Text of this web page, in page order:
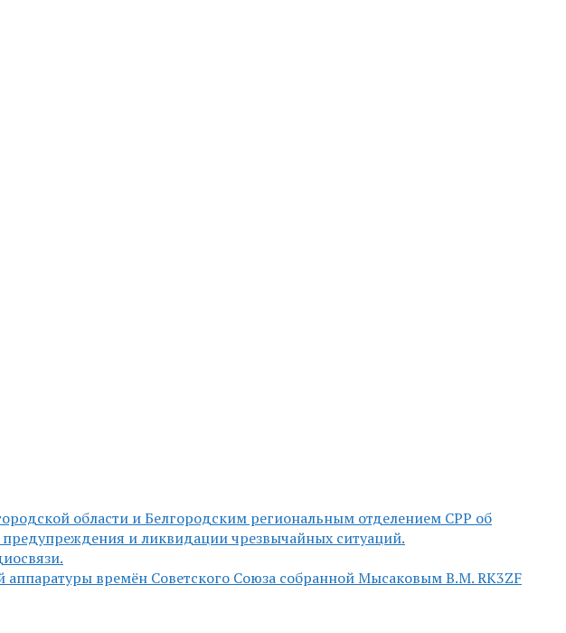
области и Белгородским региональным отделением СРР об
и ликвидации чрезвычайных ситуаций.
времён Советского Союза собранной Мысаковым В.М. RK3ZF